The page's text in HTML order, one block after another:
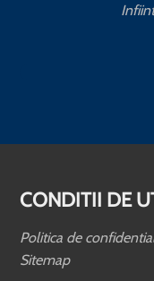
CONDITII DE
Politica de
Sitemap